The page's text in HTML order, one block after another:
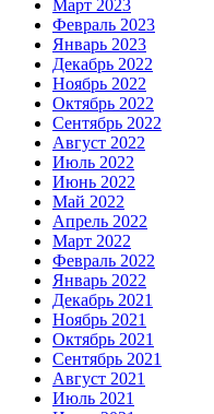
Март 2023
Февраль 2023
Январь 2023
Декабрь 2022
Ноябрь 2022
Октябрь 2022
Сентябрь 2022
Август 2022
Июль 2022
Июнь 2022
Май 2022
Апрель 2022
Март 2022
Февраль 2022
Январь 2022
Декабрь 2021
Ноябрь 2021
Октябрь 2021
Сентябрь 2021
Август 2021
Июль 2021